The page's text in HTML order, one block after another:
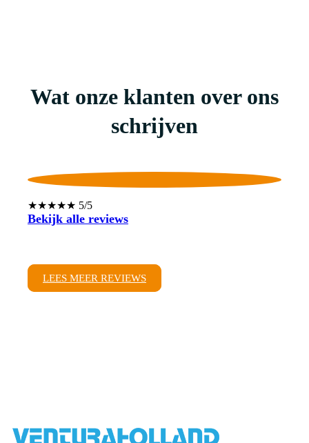
Wat onze klanten over ons
schrijven
★★★★★ 5/5
Bekijk alle reviews
LEES MEER REVIEWS